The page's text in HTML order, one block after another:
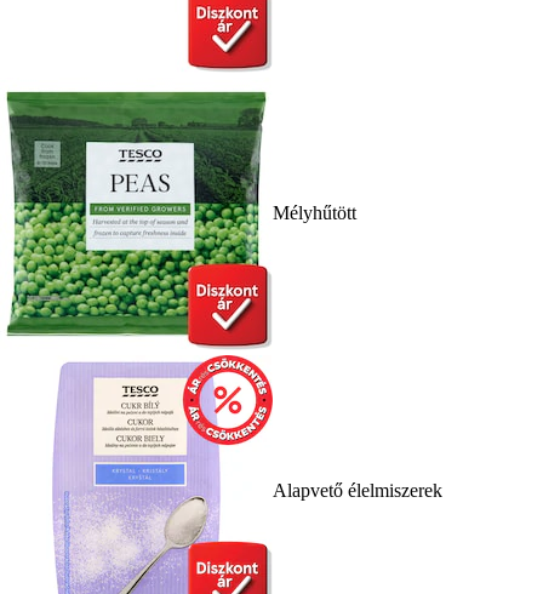
Mélyhűtött
Alapvető élelmiszerek